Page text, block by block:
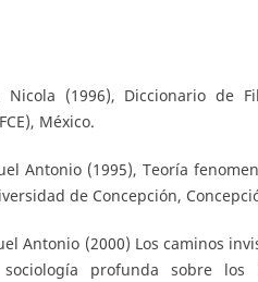
Nicola (1996), Diccionario de
México.
Antonio (1995), Teoría
de Concepción,
Antonio (2000) Los caminos
profunda sobre los